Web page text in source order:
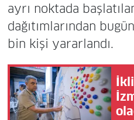
ayrı noktada
dağıtımlarından
bin kişi yararlandı.